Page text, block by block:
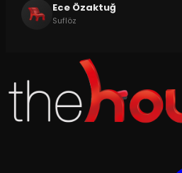
Ece Özaktuğ
Suflöz